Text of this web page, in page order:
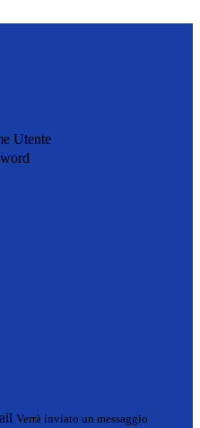
Utente
Verrà inviato un messaggio